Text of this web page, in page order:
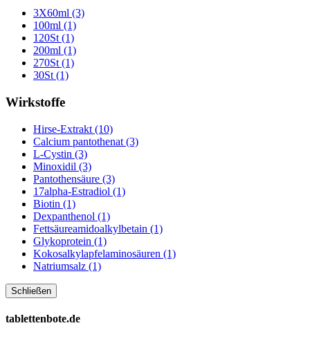
3X60ml (3)
100ml (1)
120St (1)
200ml (1)
270St (1)
30St (1)
Wirkstoffe
Hirse-Extrakt (10)
Calcium pantothenat (3)
L-Cystin (3)
Minoxidil (3)
Pantothensäure (3)
17alpha-Estradiol (1)
Biotin (1)
Dexpanthenol (1)
Fettsäureamidoalkylbetain (1)
Glykoprotein (1)
Kokosalkylapfelaminosäuren (1)
Natriumsalz (1)
Schließen
tablettenbote.de